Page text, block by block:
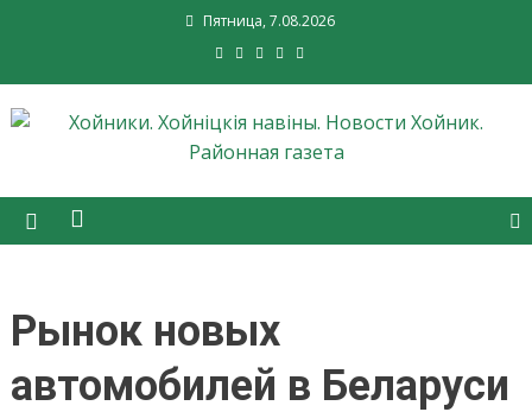
Пятница, 7.08.2026
Хойники. Хойнiцкiя навiны.
Новости Хойник. Районная
Рынок новых
автомобилей в Беларуси